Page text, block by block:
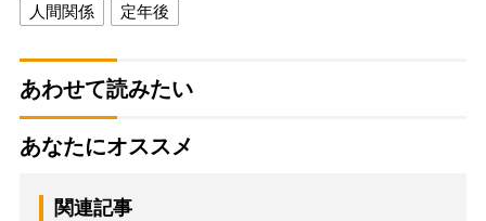
人間関係 定年後
あわせて読みたい
あなたにオススメ
関連記事